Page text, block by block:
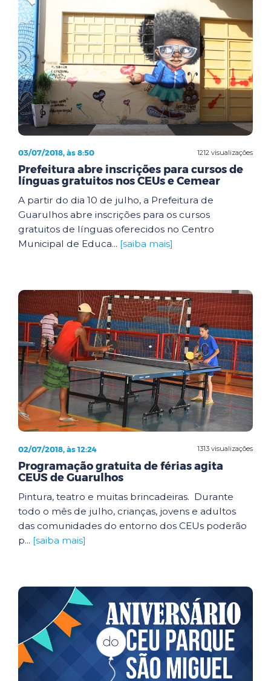
1212 visualizações
03/07/2018, às 8:50
Prefeitura abre inscrições para cursos de
línguas gratuitos nos CEUs e Cemear
A partir do dia 10 de julho, a Prefeitura de
Guarulhos abre inscrições para os cursos
gratuitos de línguas oferecidos no Centro
Municipal de Educa... [saiba mais]
1313 visualizações
02/07/2018, às 12:24
Programação gratuita de férias agita
CEUS de Guarulhos
Pintura, teatro e muitas brincadeiras. Durante
todo o mês de julho, crianças, jovens e adultos
das comunidades do entorno dos CEUs poderão
p... [saiba mais]